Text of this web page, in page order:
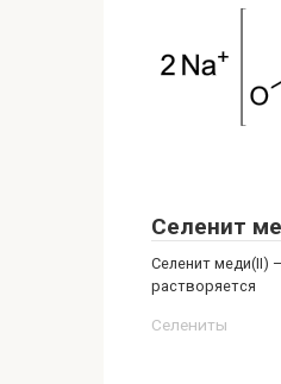
Селенит
Селенит меди(II)
растворяется
Селениты‎